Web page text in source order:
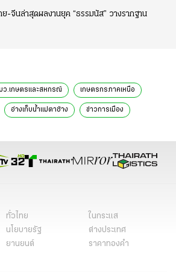
ย-จีนล่าสุดผลงานยุค “ธรรมนัส” วางรากฐาน
ว.เกษตรและสหกรณ์ เกษตรกรภาคเหนือ
อ่างเก็บน้ำแม่ตาช้าง ข่าวการเมือง
ทั่วไทย
ในกระแส
นโยบายรัฐ
ต่างประเทศ
ยานยนต์
ราคาทองคำ